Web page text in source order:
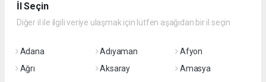
İl Seçin
Diğer il ile ilgili veriye ulaşmak için lütfen aşağıdan bir il seçin
Adana Adıyaman
Afyon
Ağrı
Aksaray
Amasya